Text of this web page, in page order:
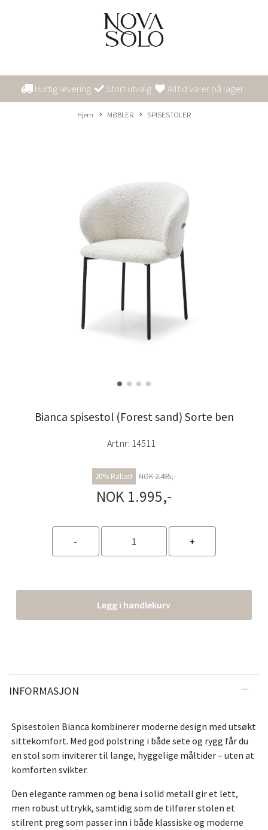
Hurtig levering Stort utvalg Alltid varer på lager
Hjem MØBLER SPISESTOLER
Bianca spisestol (Forest sand) Sorte ben
Art.nr: 14511
20% Rabatt NOK 2.495,-
NOK 1.995,-
Legg i handlekurv
INFORMASJON
Spisestolen Bianca kombinerer moderne design med utsøkt
sittekomfort. Med god polstring i både sete og rygg får du
en stol som inviterer til lange, hyggelige måltider – uten at
komforten svikter.
Den elegante rammen og bena i solid metall gir et lett,
men robust uttrykk, samtidig som de tilfører stolen et
stilrent preg som passer inn i både klassiske og moderne